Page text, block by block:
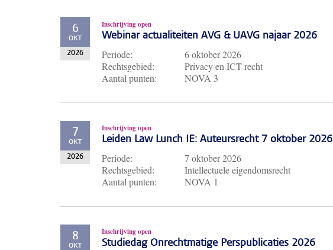
6
OKT
2026
Inschrijving open
Webinar actualiteiten AVG & UAVG najaar 2026
Periode:
6 oktober 2026
Rechtsgebied:
Privacy en ICT recht
Aantal punten:
NOVA 3
7
OKT
2026
Inschrijving open
Leiden Law Lunch IE: Auteursrecht 7 oktober 2026
Periode:
7 oktober 2026
Rechtsgebied:
Intellectuele eigendomsrecht
Aantal punten:
NOVA 1
8
OKT
Inschrijving open
Studiedag Onrechtmatige Perspublicaties 2026